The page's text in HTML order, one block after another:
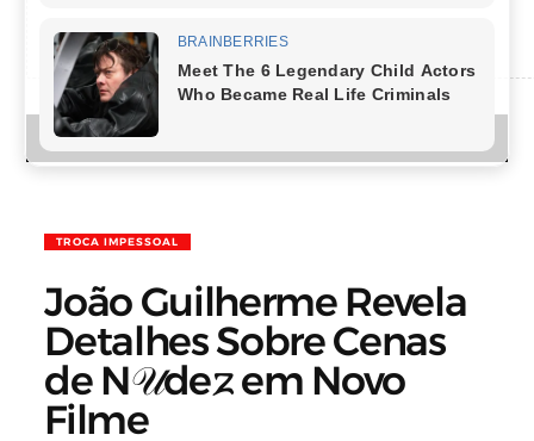
MENU
TROCA IMPESSOAL
João Guilherme Revela
Detalhes Sobre Cenas
de N𝒰de𐌶 em Novo
Filme